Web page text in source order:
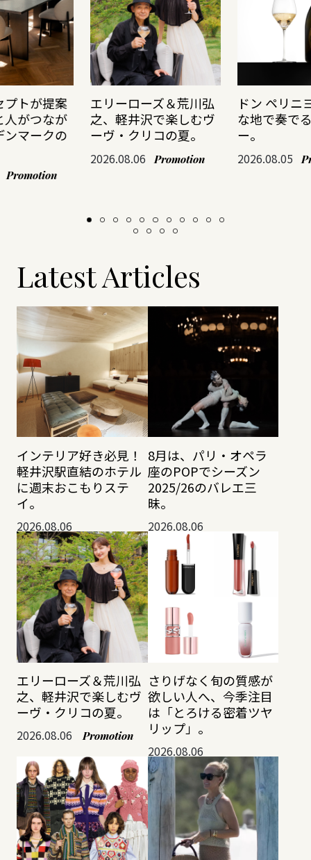
プトが提案
人がつなが
ンマークの
Promotion
エリーローズ＆荒川弘
之、軽井沢で楽しむヴ
ーヴ・クリコの夏。
2026.08.06 Promotion
ドン ペリニ
な地で奏で
ー。
2026.08.05
Latest Articles
インテリア好き必見！
軽井沢駅直結のホテル
に週末おこもりステ
イ。
2026.08.06
8月は、パリ・オペラ
座のPOPでシーズン
2025/26のバレエ三
昧。
2026.08.06
エリーローズ＆荒川弘
之、軽井沢で楽しむヴ
ーヴ・クリコの夏。
2026.08.06 Promotion
さりげなく旬の質感が
欲しい人へ、今季注目
は「とろける密着ツヤ
リップ」。
2026.08.06